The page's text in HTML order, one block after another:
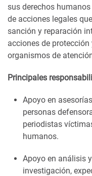
sus derechos
de acciones legales
sanción y reparación
acciones de
organismos de
Principales
Apoyo en
personas
periodistas
humanos.
Apoyo en análisis
investigación,